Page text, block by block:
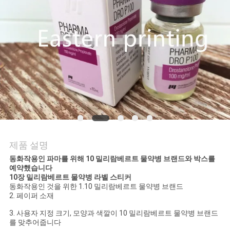
세
요
뉴
경
우
사
제품 설명
동화작용인 파마를 위해 10 밀리람베르트 물약병 브랜드와 박스를
예약했습니다
10장 밀리람베르트 물약병 라벨 스티커
동화작용인 것을 위한 1.10 밀리람베르트 물약병 브랜드
2. 페이퍼 소재
3. 사용자 지정 크기, 모양과 색깔이 10 밀리람베르트 물약병 브랜드
를 맞추어줍니다